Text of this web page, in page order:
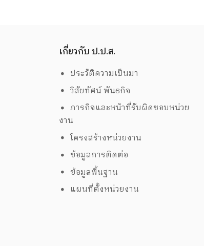
เกี่ยวกับ ป.ป.ส.
ประวัติความเป็นมา
วิสัยทัศน์ พันธกิจ
ภารกิจและหน้าที่รับผิดชอบหน่วย
งาน
โครงสร้างหน่วยงาน
ข้อมูลการติดต่อ
ข้อมูลพื้นฐาน
แผนที่ตั้งหน่วยงาน